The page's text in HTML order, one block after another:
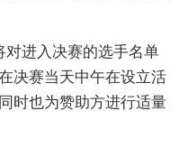
对进入决赛的选手名单
决赛当天中午在设立活
时也为赞助方进行适量